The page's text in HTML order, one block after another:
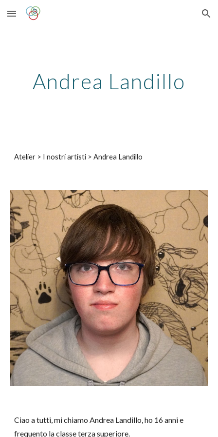
Skip to main content Skip to navigation
Andrea Landillo
Atelier > I nostri artisti > Andrea Landillo
Ciao a tutti, mi chiamo Andrea Landillo, ho 16 anni e
frequento la classe terza superiore.